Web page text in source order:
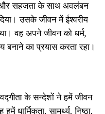
और सहजता के साथ अवलंबन
उसके जीवन में ईश्वरीय
वह अपने जीवन को धर्म,
का प्रयास करता रहा।
के सन्देशों ने हमें जीवन
धार्मिकता, सामर्थ्य, निष्ठा,